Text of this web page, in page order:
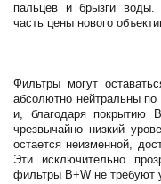
пальцев и брызги
часть цены нового
Фильтры могут
абсолютно нейтральны по
и, благодаря покрытию
чрезвычайно низкий
остается неизменной,
Эти исключительно
фильтры B+W не требуют